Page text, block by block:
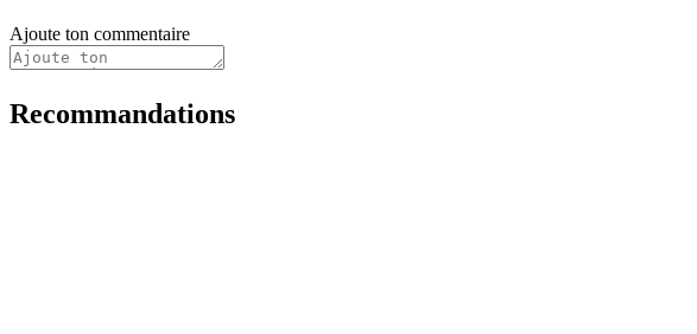
Ajoute ton commentaire
Recommandations